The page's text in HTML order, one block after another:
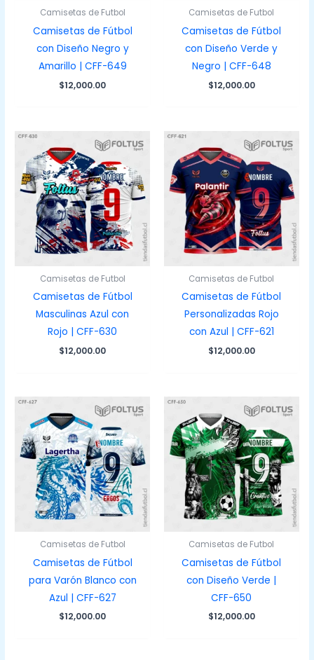
Camisetas de Futbol
Camisetas de Fútbol
con Diseño Negro y
Amarillo | CFF-649
$12,000.00
Camisetas de Futbol
Camisetas de Fútbol
con Diseño Verde y
Negro | CFF-648
$12,000.00
Camisetas de Futbol
Camisetas de Fútbol
Masculinas Azul con
Rojo | CFF-630
$12,000.00
Camisetas de Futbol
Camisetas de Fútbol
Personalizadas Rojo
con Azul | CFF-621
$12,000.00
Camisetas de Futbol
Camisetas de Fútbol
para Varón Blanco con
Azul | CFF-627
$12,000.00
Camisetas de Futbol
Camisetas de Fútbol
con Diseño Verde |
CFF-650
$12,000.00